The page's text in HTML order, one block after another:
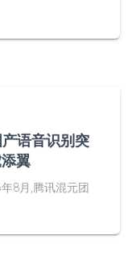
语音识别突
翼
8月,腾讯混元团